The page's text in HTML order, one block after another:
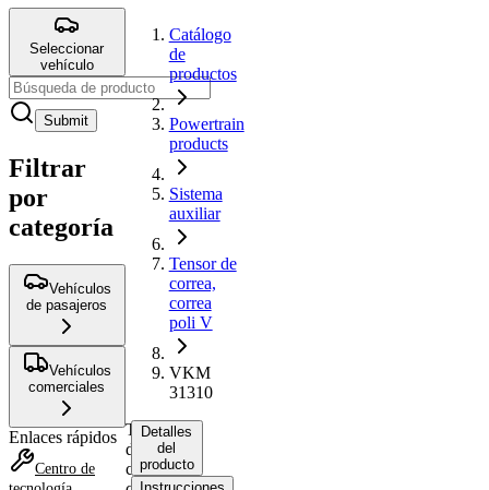
Seleccionar
vehículo
Submit
Filtrar
por
categoría
Vehículos
de pasajeros
Vehículos
comerciales
Enlaces rápidos
Centro de
Catálogo
de
productos
Powertrain
products
Sistema
auxiliar
Tensor de
correa,
correa
poli V
VKM
31310
Tensor
de
correa,
Detalles
del
producto